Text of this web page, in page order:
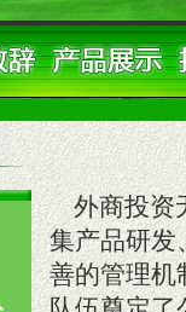
外商投资
集产品研发
善的管理机